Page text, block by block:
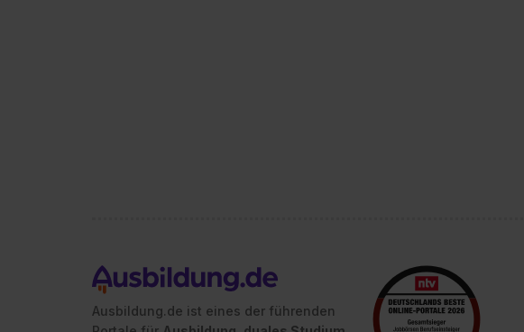
Ausbildung.de ist eines der führenden